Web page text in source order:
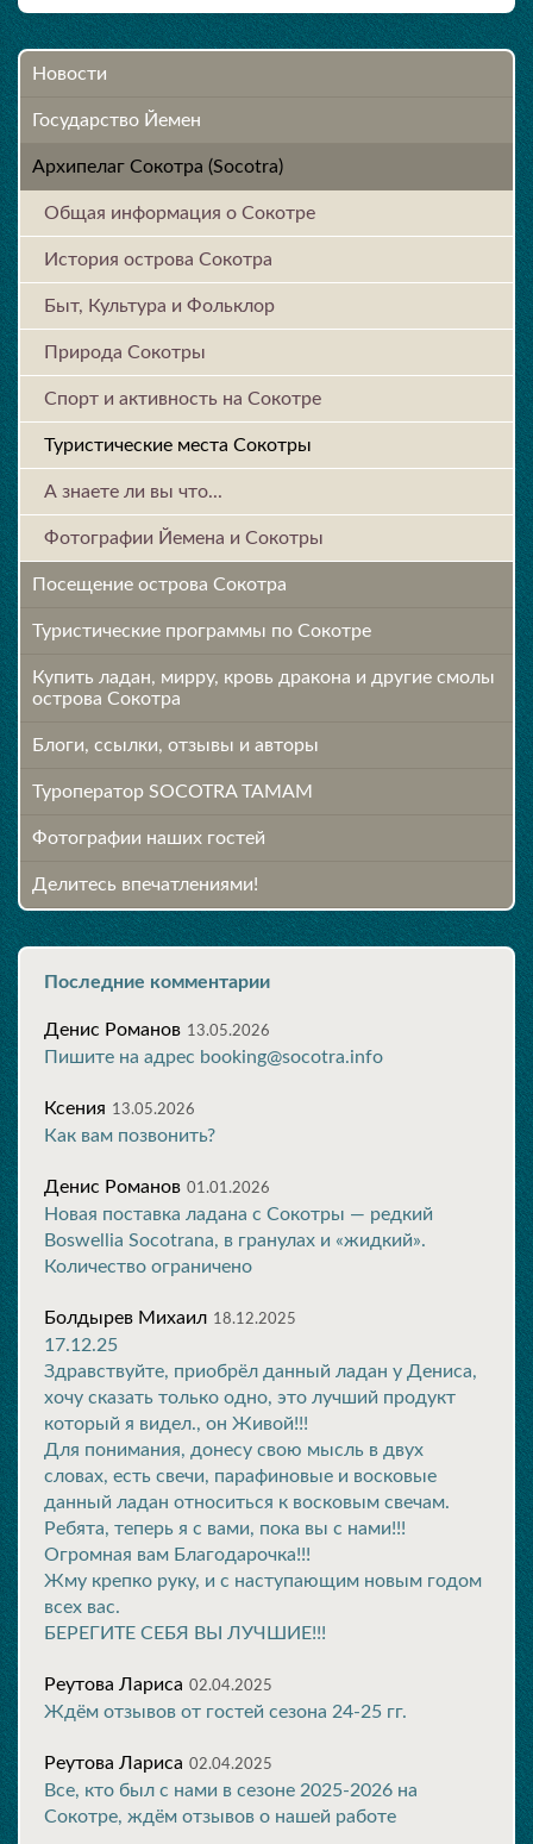
Новости
Государство Йемен
Архипелаг Сокотра (Socotra)
Общая информация о Сокотре
История острова Cокотра
Быт, Культура и Фольклор
Природа Сокотры
Спорт и активность на Сокотре
Туристические места Сокотры
А знаете ли вы что...
Фотографии Йемена и Сокотры
Посещение острова Cокотра
Туристические программы по Сокотре
Купить ладан, мирру, кровь дракона и другие смолы
острова Сокотра
Блоги, ссылки, отзывы и авторы
Туроператор SOCOTRA TAMAM
Фотографии наших гостей
Делитесь впечатлениями!
Последние комментарии
Денис Романов 13.05.2026
Пишите на адрес booking@socotra.info
Ксения 13.05.2026
Как вам позвонить?
Денис Романов 01.01.2026
Новая поставка ладана с Сокотры — редкий
Boswellia Socotrana, в гранулах и «жидкий».
Количество ограничено
Болдырев Михаил 18.12.2025
17.12.25
Здравствуйте, приобрёл данный ладан у Дениса,
хочу сказать только одно, это лучший продукт
который я видел., он Живой!!!
Для понимания, донесу свою мысль в двух
словах, есть свечи, парафиновые и восковые
данный ладан относиться к восковым свечам.
Ребята, теперь я с вами, пока вы с нами!!!
Огромная вам Благодарочка!!!
Жму крепко руку, и с наступающим новым годом
всех вас.
БЕРЕГИТЕ СЕБЯ ВЫ ЛУЧШИЕ!!!
Реутова Лариса 02.04.2025
Ждём отзывов от гостей сезона 24-25 гг.
Реутова Лариса 02.04.2025
Все, кто был с нами в сезоне 2025-2026 на
Сокотре, ждём отзывов о нашей работе